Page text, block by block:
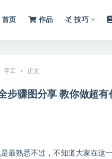
首页 作品 技巧
手工 正文
步骤图分享 教你做超
熟悉不过，不知道大家在这